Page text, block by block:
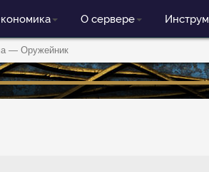
О сервере
— Оружейник